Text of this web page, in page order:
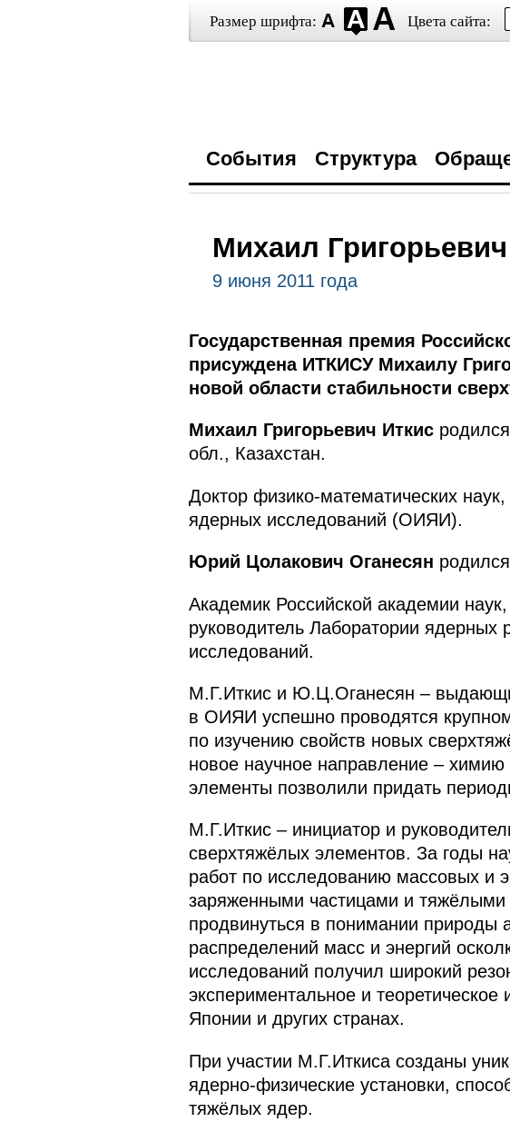
Размер шрифта: Цвета сайта:
События Структура
Михаил
9 июня 2011 года
Государственная премия
присуждена ИТКИСУ Михаилу
новой области стабильности
Михаил Григорьевич Иткис
обл., Казахстан.
Доктор физико-математических
ядерных исследований (ОИЯИ).
Юрий Цолакович Оганесян
Академик Российской академии
руководитель Лаборатории
исследований.
М.Г.Иткис и Ю.Ц.Оганесян –
в ОИЯИ успешно проводятся
по изучению свойств новых
новое научное направление –
элементы позволили придать
М.Г.Иткис – инициатор и
сверхтяжёлых элементов. За годы
работ по исследованию массовых и
заряженными частицами и
продвинуться в понимании
распределений масс и энергий
исследований получил широкий
экспериментальное и
Японии и других странах.
При участии М.Г.Иткиса созданы
ядерно-физические установки,
тяжёлых ядер.